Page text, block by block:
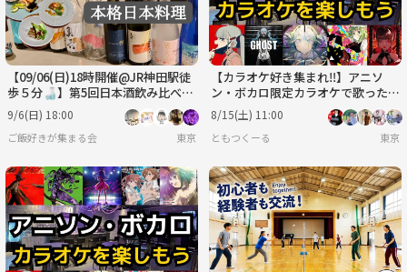
【09/06(日)18時開催@JR神田駅徒
歩５分🍶】第5回日本酒飲み比べ×
本格和食コース！✨
9/6(日) 18:00
ご飯好きが集まる会 東京
【カラオケ好き集まれ‼️】アニソ
ン・ボカロ限定カラオケで歌ったり
友達作り✨【20代30代】【新規大
歓迎🎤】
8/15(土) 11:00
ともつくーる 東京